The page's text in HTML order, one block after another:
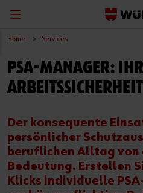
Home Services
PSA-MANAGER:
Der konsequente
persönlicher
beruflichen Alltag
Bedeutung. Erstellen
Klicks individuelle